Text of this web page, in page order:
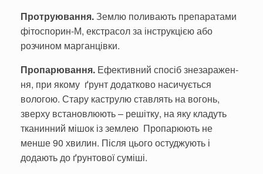
Протруювання.Землю поливають препаратами
фітоспорин-М, екстрасол за інструкцією або
розчином марганцівки.
Пропарювання. Ефек­тивний спосіб знезаражен­
ня, при якому ґрунт додатко­во насичується
вологою. Стару каструлю став­лять на вогонь,
зверху встановлюють – решітку, на яку кладуть
тканинний мішок із землею Пропарюють не
менше 90 хвилин. Після цього остуджують і
додають до ґрунтової суміші.